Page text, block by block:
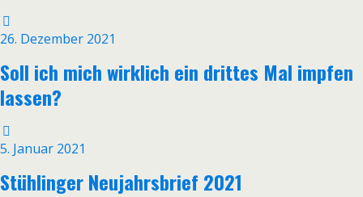
26. Dezember 2021
Soll ich mich wirklich ein drittes Mal impfen
lassen?
5. Januar 2021
Stühlinger Neujahrsbrief 2021